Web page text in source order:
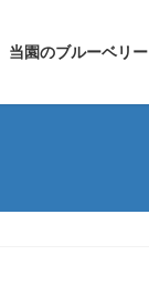
当園のブルーベリー